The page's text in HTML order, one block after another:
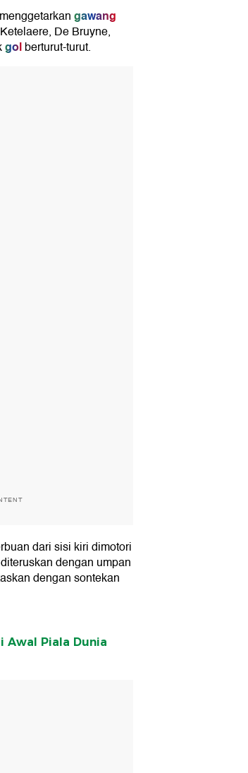
gawang
De Bruyne,
golberturut-turut.
dari sisi kiri dimotori
dengan umpan
dengan sontekan
Awal Piala Dunia